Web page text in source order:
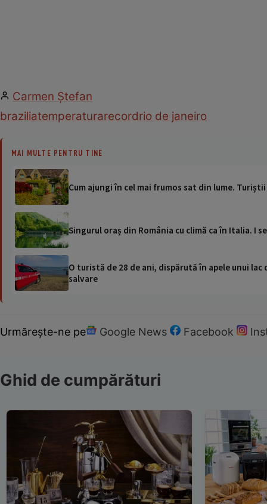
Carmen Ştefan
braziliatemperaturarecordrio de janeiro
MAI MULTE PENTRU TINE
Cum ajungi în cel mai frumos sat din lume.
Singurul oraș din România cu climă ca în Italia. I
O turistă de 28 de ani, dispărută în apele unui
salvare
Urmărește-ne pe Google News Facebook
Ghid de cumpărături